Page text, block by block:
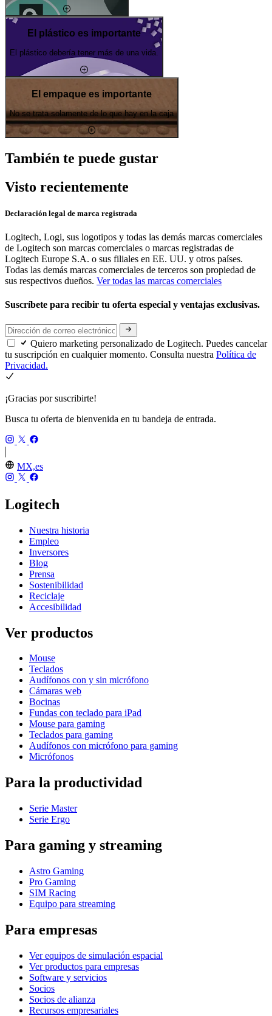
El plástico es importante
El plástico debería tener más de una vida.
El empaque es importante
No se trata solamente de lo que hay en la caja
También te puede gustar
Visto recientemente
Declaración legal de marca registrada
Logitech, Logi, sus logotipos y todas las demás marcas comerciales
de Logitech son marcas comerciales o marcas registradas de
Logitech Europe S.A. o sus filiales en EE. UU. y otros países.
Todas las demás marcas comerciales de terceros son propiedad de
sus respectivos dueños. Ver todas las marcas comerciales
Suscríbete para recibir tu oferta especial y ventajas exclusivas.
Quiero marketing personalizado de Logitech. Puedes cancelar
tu suscripción en cualquier momento. Consulta nuestra Política de
Privacidad.
¡Gracias por suscribirte!
Busca tu oferta de bienvenida en tu bandeja de entrada.
MX,es
Logitech
Nuestra historia
Empleo
Inversores
Blog
Prensa
Sostenibilidad
Reciclaje
Accesibilidad
Ver productos
Mouse
Teclados
Audífonos con y sin micrófono
Cámaras web
Bocinas
Fundas con teclado para iPad
Mouse para gaming
Teclados para gaming
Audífonos con micrófono para gaming
Micrófonos
Para la productividad
Serie Master
Serie Ergo
Para gaming y streaming
Astro Gaming
Pro Gaming
SIM Racing
Equipo para streaming
Para empresas
Ver equipos de simulación espacial
Ver productos para empresas
Software y servicios
Socios
Socios de alianza
Recursos empresariales